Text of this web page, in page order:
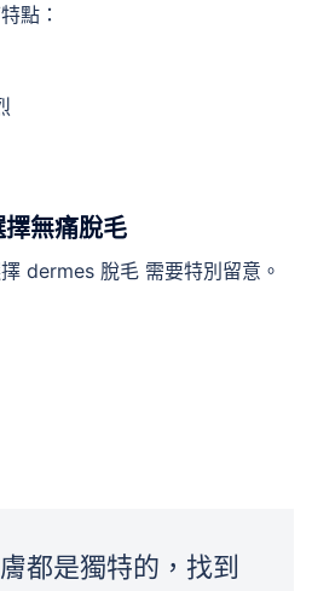
點：
無痛脫毛
dermes 脫毛 需要特別留意。
都是獨特的，找到